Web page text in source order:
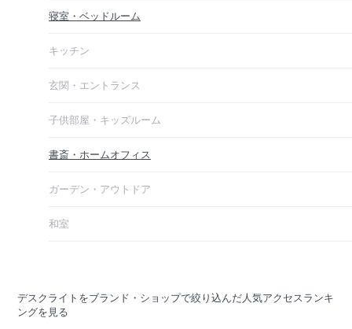
寝室・ベッドルーム
キッチン
玄関・エントランス
子供部屋・キッズルーム
書斎・ホームオフィス
ガーデン・アウトドア
和室
デスクライトをブランド・ショップで絞り込んだ人気アクセスランキ
ングを見る